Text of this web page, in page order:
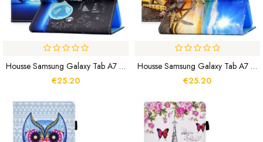
Housse Samsung Galaxy Tab A7 Lite Remue Méninges
€25.20
Housse Samsung Galaxy Tab A7 Lite Plage Fun
€25.20